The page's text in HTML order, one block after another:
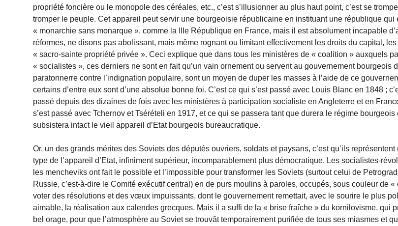
propriété foncière ou le monopole des céréales, etc., c’est s’illusionner au plus haut point, c’est se
tromper le peuple. Cet appareil peut servir une bourgeoisie républicaine en instituant une république qui
« monarchie sans monarque », comme la IIIe République en France, mais il est absolument incapable
réformes, ne disons pas abolissant, mais même rognant ou limitant effectivement les droits du capital,
« sacro-sainte propriété privée ». Ceci explique que dans tous les ministères de « coalition » auxquels
« socialistes », ces derniers ne sont en fait qu’un vain ornement ou servent au gouvernement bourgeois
paratonnerre contre l’indignation populaire, sont un moyen de duper les masses à l’aide de ce
certains d’entre eux sont d’une absolue bonne foi. C’est ce qui s’est passé avec Louis Blanc en 1848 ;
passé depuis des dizaines de fois avec les ministères à participation socialiste en Angleterre et en
s’est passé avec Tchernov et Tsérételi en 1917, et ce qui se passera tant que durera le régime bourgeois
subsistera intact le vieil appareil d’Etat bourgeois bureaucratique.
Or, un des grands mérites des Soviets des députés ouvriers, soldats et paysans, c’est qu’ils représentent
type de l’appareil d’Etat, infiniment supérieur, incomparablement plus démocratique. Les socialistes-
les mencheviks ont fait le possible et l’impossible pour transformer les Soviets (surtout celui de
Russie, c’est-à-dire le Comité exécutif central) en de purs moulins à paroles, occupés, sous couleur de «
voter des résolutions et des vœux impuissants, dont le gouvernement remettait, avec le sourire le plus
aimable, la réalisation aux calendes grecques. Mais il a suffi de la « brise fraîche » du kornilovisme, qui
bel orage, pour que l’atmosphère au Soviet se trouvât temporairement purifiée de tous ses miasmes et